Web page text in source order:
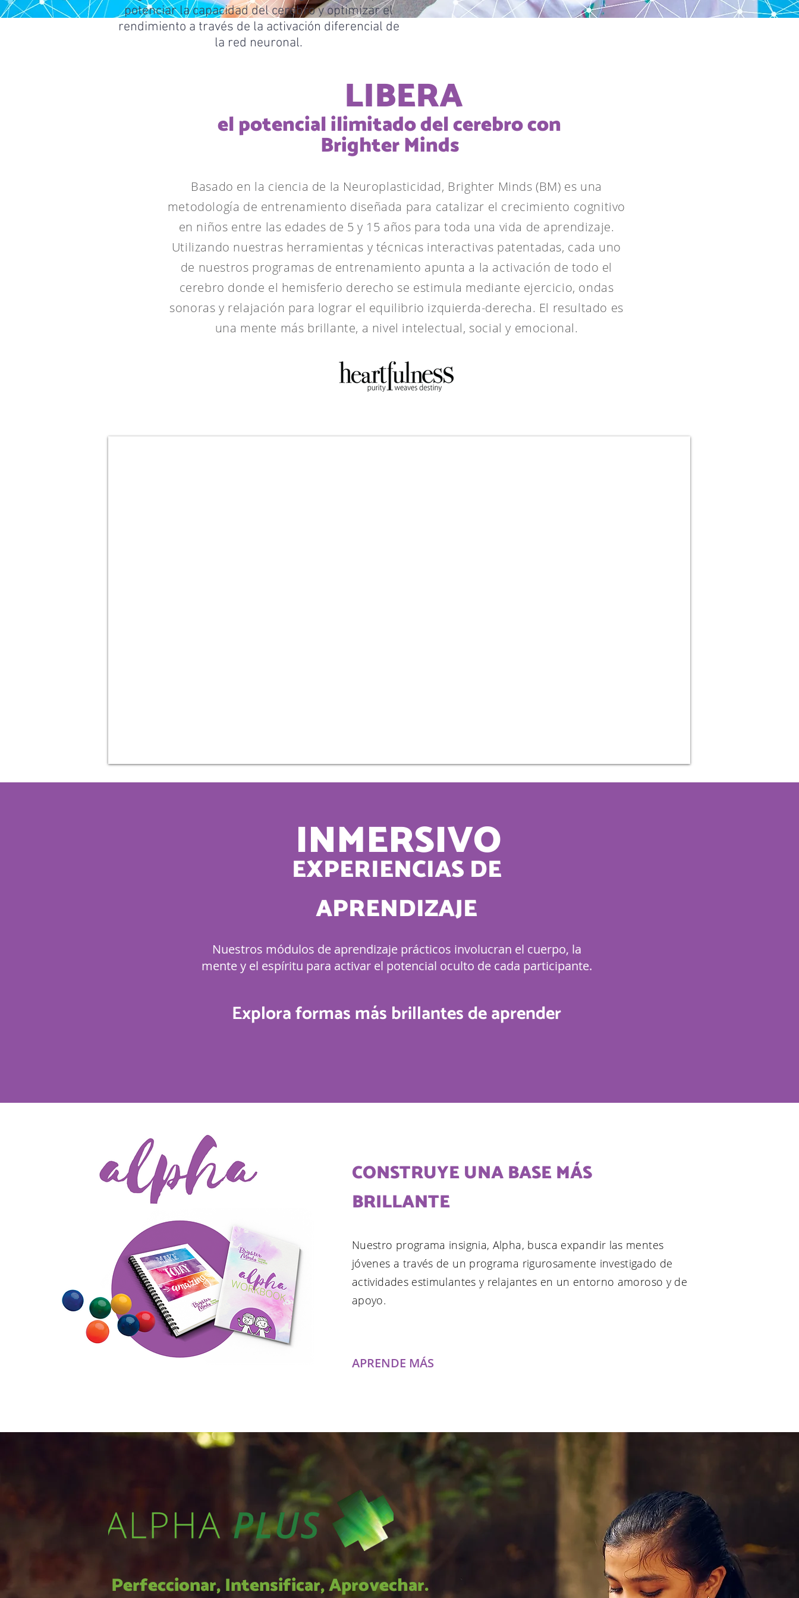
potenciar la capacidad del cerebro y optimizar el
rendimiento a través de la activación diferencial de
la red neuronal.
LIBERA
el potencial ilimitado del cerebro con
Brighter Minds
Basado en la ciencia de la Neuroplasticidad, Brighter Minds (BM) es una
metodología de entrenamiento diseñada para catalizar el crecimiento cognitivo
en niños entre las edades de 5 y 15 años para toda una vida de aprendizaje.
Utilizando nuestras herramientas y técnicas interactivas patentadas, cada uno
de nuestros programas de entrenamiento apunta a la activación de todo el
cerebro donde el hemisferio derecho se estimula mediante ejercicio, ondas
sonoras y relajación para lograr el equilibrio izquierda-derecha. El resultado es
una mente más brillante, a nivel intelectual, social y emocional.
INMERSIVO
EXPERIENCIAS DE
APRENDIZAJE
Nuestros módulos de aprendizaje prácticos involucran el cuerpo, la
mente y el espíritu para activar el potencial oculto de cada participante.
Explora formas más brillantes de aprender
CONSTRUYE UNA BASE MÁS
BRILLANTE
Nuestro programa insignia, Alpha, busca expandir las mentes
jóvenes a través de un programa rigurosamente investigado de
actividades estimulantes y relajantes en un entorno amoroso y de
apoyo.
APRENDE MÁS
Perfeccionar, Intensificar, Aprovechar.